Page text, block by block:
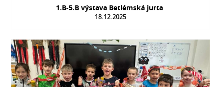
1.B-5.B výstava Betlémská jurta
18.12.2025